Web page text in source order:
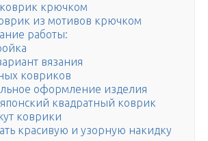
крючком
из мотивов крючком
работы:
вязания
ковриков
оформление изделия
японский квадратный коврик
коврики
красивую и узорную накидку